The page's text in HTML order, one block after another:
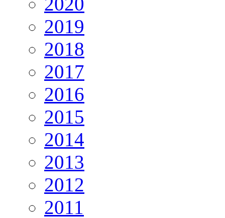
2019
2018
2017
2016
2015
2014
2013
2012
2011